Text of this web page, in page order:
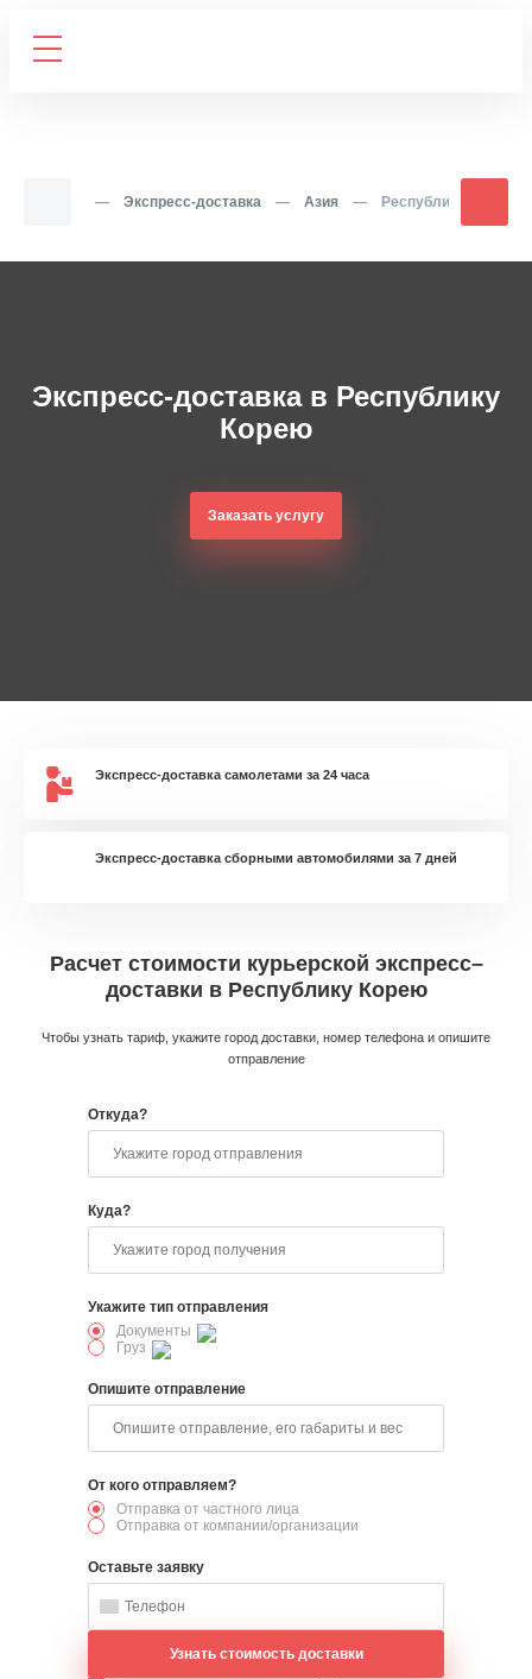
— Экспресс-доставка — Азия — Республика Корея
Экспресс-доставка в Республику
Корею
Заказать услугу
Экспресс-доставка самолетами за 24 часа
Экспресс-доставка сборными автомобилями за 7 дней
Расчет стоимости курьерской экспресс–
доставки в Республику Корею
Чтобы узнать тариф, укажите город доставки, номер телефона и опишите
отправление
Откуда?
Куда?
Укажите тип отправления
Документы
Груз
Опишите отправление
От кого отправляем?
Отправка от частного лица
Отправка от компании/организации
Оставьте заявку
Узнать стоимость доставки